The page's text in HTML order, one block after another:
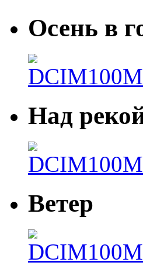
Осень в
Над
Ветер